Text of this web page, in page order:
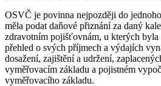
OSVČ je povinna nejpozději do
měla podat daňové přiznání za daný
zdravotním pojišťovnám, u kterých byla
přehled o svých příjmech a výdajích
dosažení, zajištění a udržení,
vyměřovacím základu a pojistném
vyměřovacího základu.